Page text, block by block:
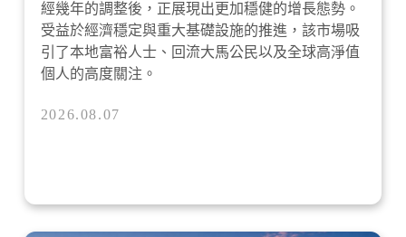
經幾年的調整後，正展現出更加穩健的增長態勢。
受益於經濟穩定與重大基礎設施的推進，該市場吸
引了本地富裕人士、回流大馬公民以及全球高淨值
個人的高度關注。
2026.08.07